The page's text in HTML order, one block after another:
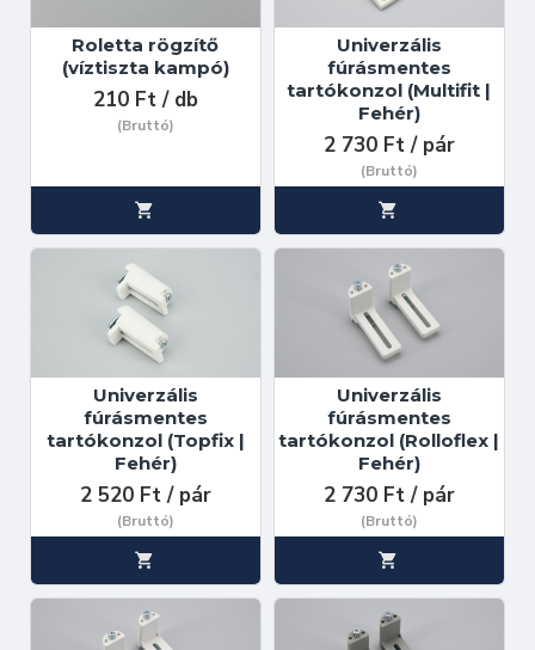
Roletta rögzítő
(víztiszta kampó)
210 Ft / db
(Bruttó)
Univerzális
fúrásmentes
tartókonzol (Multifit |
Fehér)
2 730 Ft / pár
(Bruttó)
Univerzális
fúrásmentes
tartókonzol (Topfix |
Fehér)
2 520 Ft / pár
(Bruttó)
Univerzális
fúrásmentes
tartókonzol (Rolloflex |
Fehér)
2 730 Ft / pár
(Bruttó)